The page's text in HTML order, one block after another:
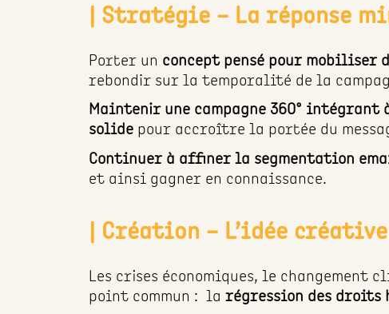
| Stratégie – La réponse
Porter un concept pensé pour mobiliser
rebondir sur la temporalité de la
Maintenir une campagne 360°
solide pour accroître la portée du
Continuer à affiner la segmentation
et ainsi gagner en connaissance.
| Création – L’idée créative
Les crises économiques, le changement
point commun : larégression des droits